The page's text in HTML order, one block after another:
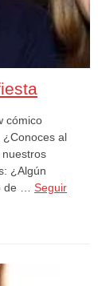
cómico
al
¿Algún
de … Seguir